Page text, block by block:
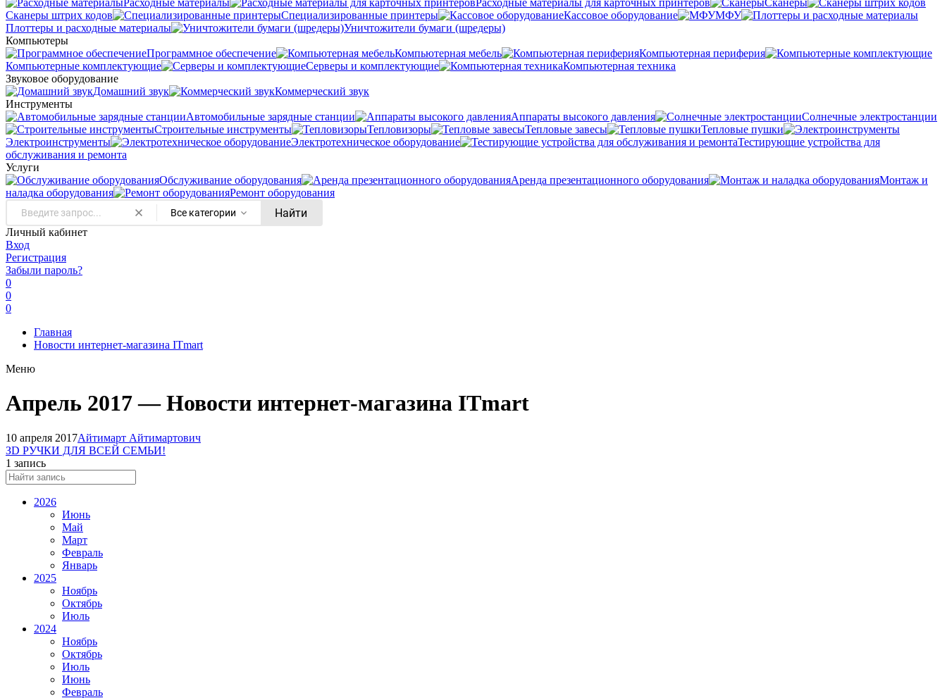
Расходные материалы
Расходные материалы для карточных принтеров
Сканеры
Сканеры штрих кодов
Специализированные принтеры Кассовое оборудование
МФУ
Плоттеры и расходные материалы
Уничтожители бумаги (шредеры)
Компьютеры
Программное обеспечение
Компьютерная мебель
Компьютерная периферия
Компьютерные комплектующие
Серверы и комплектующие
Компьютерная техника
Звуковое оборудование
Домашний звук
Коммерческий звук
Инструменты
Автомобильные зарядные станции
Аппараты высокого давления
Солнечные электростанции
Строительные инструменты
Тепловизоры Тепловые завесы
Тепловые пушки
Электроинструменты
Электротехническое оборудование
Тестирующие устройства для
обслуживания и ремонта
Услуги
Oбслуживание оборудования
Аренда презентационного оборудования
Монтаж и
наладка оборудования
Ремонт оборудования
Все категории Найти
Личный кабинет
Вход
Регистрация
Забыли пароль?
0
0
0
Главная
Новости интернет-магазина ITmart
Меню
Апрель 2017 — Новости интернет-магазина ITmart
10 апреля 2017Айтимарт Айтимартович
ЗD РУЧКИ ДЛЯ ВСЕЙ СЕМЬИ!
1 запись
2026
Июнь
Май
Март
Февраль
Январь
2025
Ноябрь
Октябрь
Июль
2024
Ноябрь
Октябрь
Июль
Июнь
Февраль